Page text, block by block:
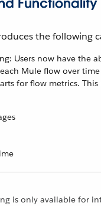
the following
Users now have the
Mule flow over
for flow metrics. This
is only available for